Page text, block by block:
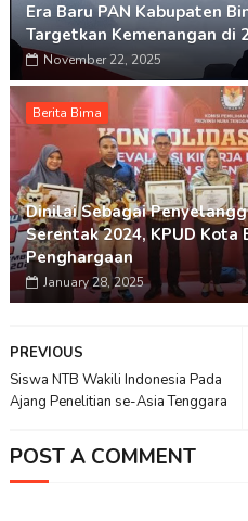
Era Baru PAN Kabupaten
Targetkan Kemenangan di
November 22, 2025
Berita Bima
Dinilai Sebagai
Serentak 2024, KPUD Kota
Penghargaan
January 28, 2025
PREVIOUS
Siswa NTB Wakili Indonesia Pada
Ajang Penelitian se-Asia Tenggara
POST A COMMENT